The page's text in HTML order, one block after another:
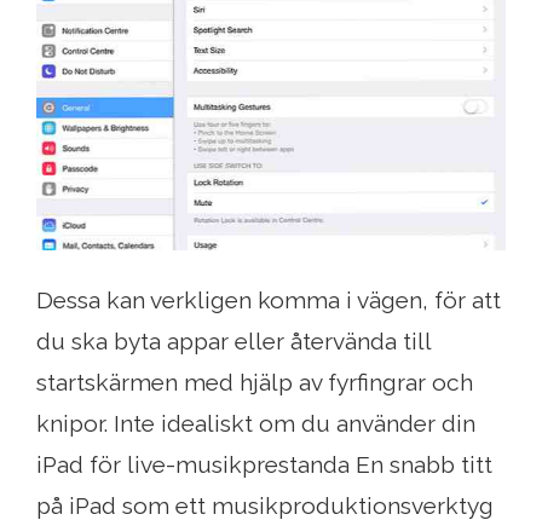
Dessa kan verkligen komma i vägen, för att
du ska byta appar eller återvända till
startskärmen med hjälp av fyrfingrar och
knipor. Inte idealiskt om du använder din
iPad för live-musikprestanda En snabb titt
på iPad som ett musikproduktionsverktyg